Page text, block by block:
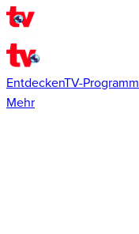
EntdeckenTV-Programm
Mehr